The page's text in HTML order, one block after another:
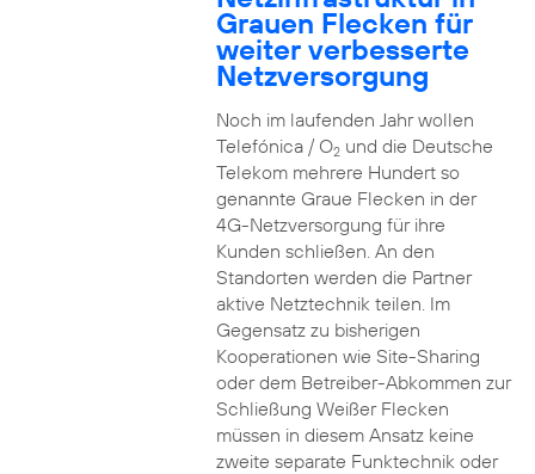
Grauen Flecken für
weiter verbesserte
Netzversorgung
Noch im laufenden Jahr wollen
Telefónica / O2und die Deutsche
Telekom mehrere Hundert so
genannte Graue Flecken in der
4G-Netzversorgung für ihre
Kunden schließen. An den
Standorten werden die Partner
aktive Netztechnik teilen. Im
Gegensatz zu bisherigen
Kooperationen wie Site-Sharing
oder dem Betreiber-Abkommen zur
Schließung Weißer Flecken
müssen in diesem Ansatz keine
zweite separate Funktechnik oder